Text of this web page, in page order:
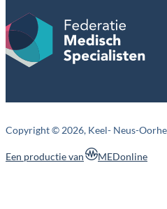
Copyright © 2026, Keel- Neus-
MEDonline